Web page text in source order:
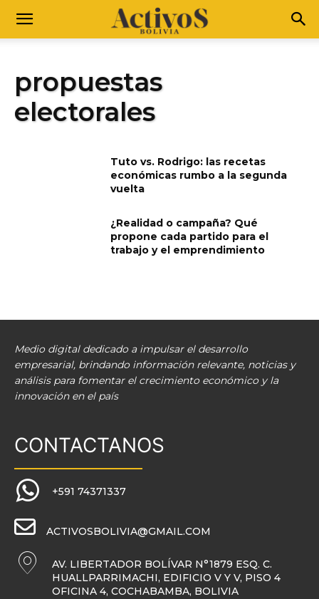
propuestas
electorales
Tuto vs. Rodrigo: las recetas
económicas rumbo a la segunda
vuelta
¿Realidad o campaña? Qué
propone cada partido para el
trabajo y el emprendimiento
Medio digital dedicado a impulsar el desarrollo
empresarial, brindando información relevante, noticias y
análisis para fomentar el crecimiento económico y la
innovación en el país
CONTACTANOS
+591 74371337
ACTIVOSBOLIVIA@GMAIL.COM
AV. LIBERTADOR BOLÍVAR N°1879 ESQ. C.
HUALLPARRIMACHI, EDIFICIO V Y V, PISO 4
OFICINA 4, COCHABAMBA, BOLIVIA